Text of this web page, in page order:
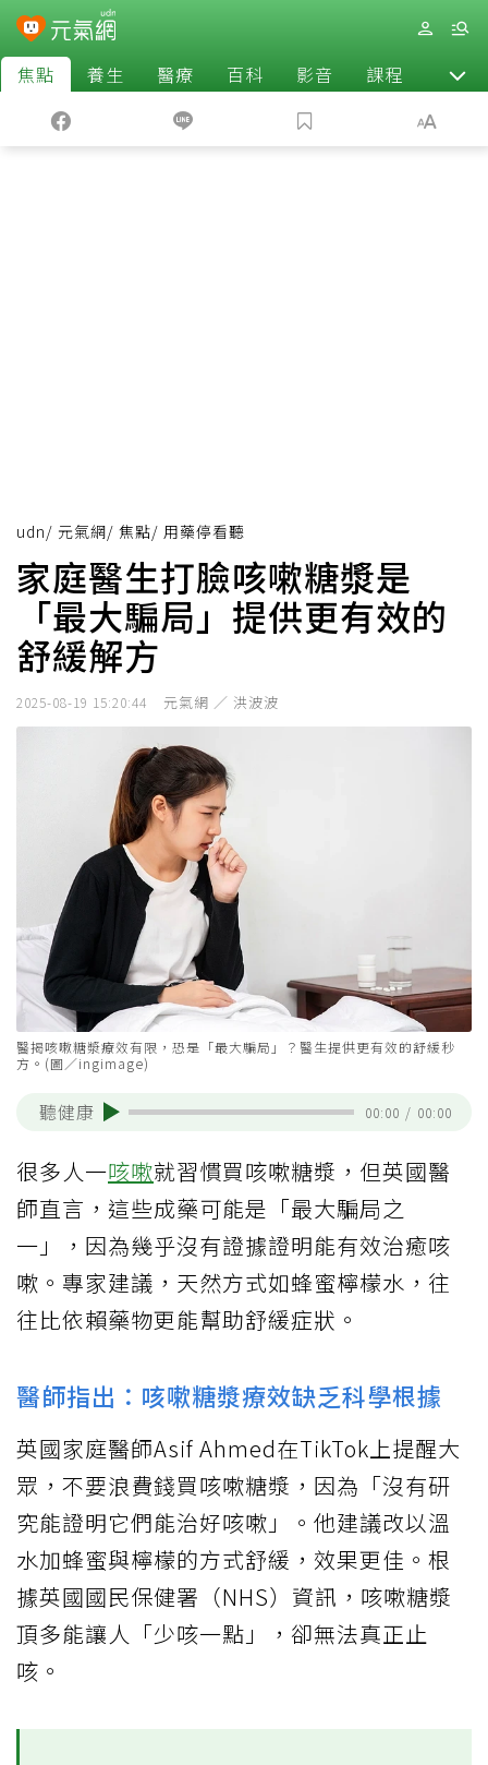
焦點 養生 醫療 百科 影音 課程 退休
udn/ 元氣網/ 焦點/ 用藥停看聽
家庭醫生打臉咳嗽糖漿是
「最大騙局」提供更有效的
舒緩解方
2025-08-19 15:20:44 元氣網 ／ 洪波波
醫揭咳嗽糖漿療效有限，恐是「最大騙局」？醫生提供更有效的舒緩秒
方。(圖／ingimage)
聽健康 00:00 / 00:00
很多人一咳嗽就習慣買咳嗽糖漿，但英國醫
師直言，這些成藥可能是「最大騙局之
一」，因為幾乎沒有證據證明能有效治癒咳
嗽。專家建議，天然方式如蜂蜜檸檬水，往
往比依賴藥物更能幫助舒緩症狀。
醫師指出：咳嗽糖漿療效缺乏科學根據
英國家庭醫師Asif Ahmed在TikTok上提醒大
眾，不要浪費錢買咳嗽糖漿，因為「沒有研
究能證明它們能治好咳嗽」。他建議改以溫
水加蜂蜜與檸檬的方式舒緩，效果更佳。根
據英國國民保健署（NHS）資訊，咳嗽糖漿
頂多能讓人「少咳一點」，卻無法真正止
咳。